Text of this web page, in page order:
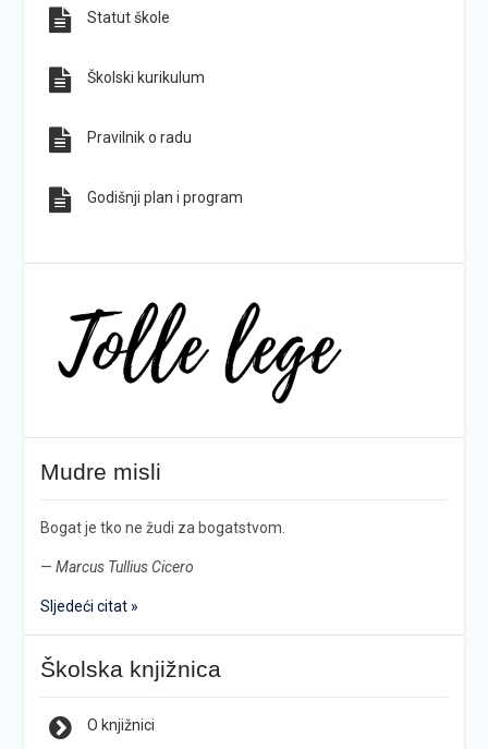
Statut škole
Školski kurikulum
Pravilnik o radu
Godišnji plan i program
Mudre misli
Bogat je tko ne žudi za bogatstvom.
— Marcus Tullius Cicero
Sljedeći citat »
Školska knjižnica
O knjižnici